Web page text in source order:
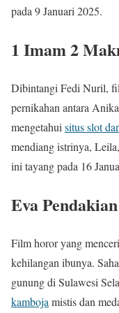
pada 9 Januari 2025.
1 Imam 2
Dibintangi Fedi Nuril,
pernikahan antara
mengetahuisitus slot
mendiang istrinya,
ini tayang pada 16
Eva
Film horor yang
kehilangan ibunya.
gunung di Sulawesi
kamboja mistis dan